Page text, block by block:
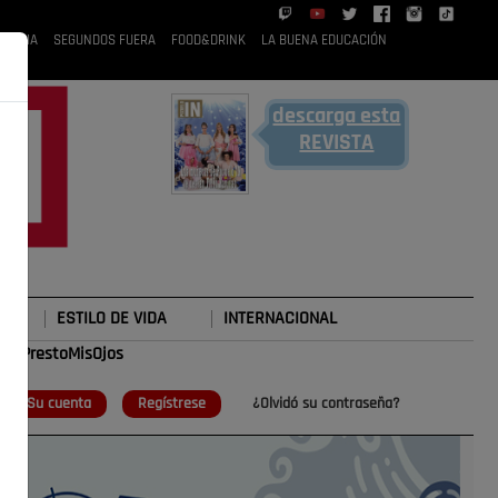
RUBIA SEGUNDOS FUERA FOOD&DRINK LA BUENA EDUCACIÓN
descarga esta
REVISTA
ESTILO DE VIDA INTERNACIONAL
Su cuenta Regístrese ¿Olvidó su contraseña?